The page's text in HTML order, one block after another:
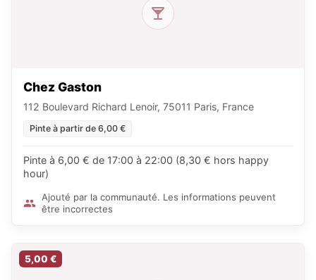
Chez Gaston
112 Boulevard Richard Lenoir, 75011 Paris, France
Pinte à partir de 6,00 €
Pinte à 6,00 € de 17:00 à 22:00 (8,30 € hors happy
hour)
Ajouté par la communauté. Les informations peuvent
être incorrectes
5,00 €